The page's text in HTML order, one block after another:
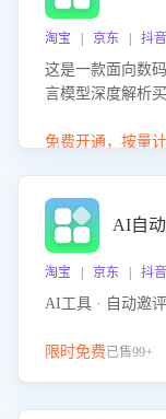
淘宝 | 京东 | 抖
这是一款面向数
言模型深度解析
改进建议，通过
免费开通，按量
AI自
淘宝 | 京东 | 抖音
AI工具 · 自动邀
限时免费已售99+